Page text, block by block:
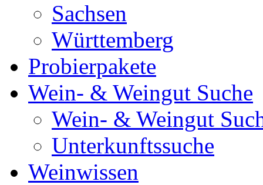
Sachsen
Württemberg
Probierpakete
Wein- & Weingut Suche
Wein- & Weingut
Unterkunftssuche
Weinwissen